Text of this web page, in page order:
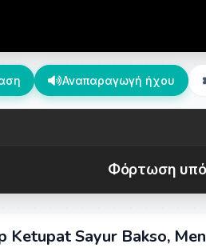
Αναπαραγωγή ήχου
Φόρτωση
Ketupat Sayur Bakso,